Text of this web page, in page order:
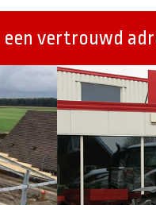
een vertrouwd